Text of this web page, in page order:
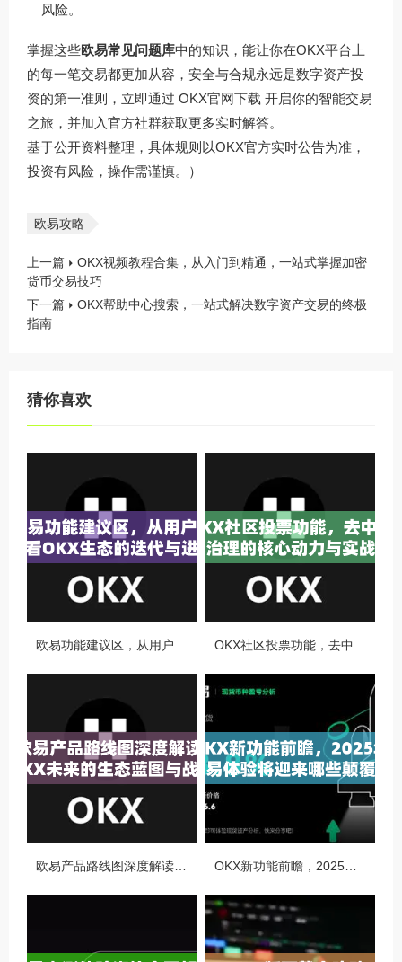
风险。
掌握这些欧易常见问题库中的知识，能让你在OKX平台上
的每一笔交易都更加从容，安全与合规永远是数字资产投
资的第一准则，立即通过 OKX官网下载 开启你的智能交易
之旅，并加入官方社群获取更多实时解答。
基于公开资料整理，具体规则以OKX官方实时公告为准，
投资有风险，操作需谨慎。）
欧易攻略
上一篇
OKX视频教程合集，从入门到精通，一站式掌握加密
货币交易技巧
下一篇
OKX帮助中心搜索，一站式解决数字资产交易的终极
指南
猜你喜欢